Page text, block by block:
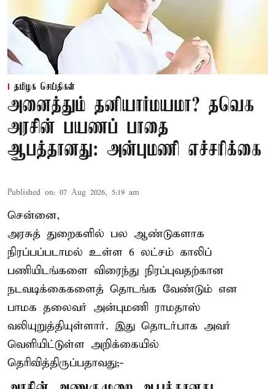
தமிழக செய்திகள்
அனைத்தும் தனியார்மயமா? தவெக
அரசின் பயணப் பாதை
ஆபத்தானது: அன்புமணி எச்சரிக்கை
Published on: 07 Aug 2026, 5:19 am
சென்னை,
அரசுத் துறைகளில் பல ஆண்டுகளாக
நிரப்பப்படாமல் உள்ள 6 லட்சம் காலிப்
பணியிடங்களை விரைந்து நிரப்புவதற்கான
நடவடிக்கைகளைத் தொடங்க வேண்டும் என
பாமக தலைவர் அன்புமணி ராமதாஸ்
வலியுறுத்தியுள்ளார். இது தொடர்பாக அவர்
வெளியிட்டுள்ள அறிக்கையில்
தெரிவித்திருப்பதாவது;-